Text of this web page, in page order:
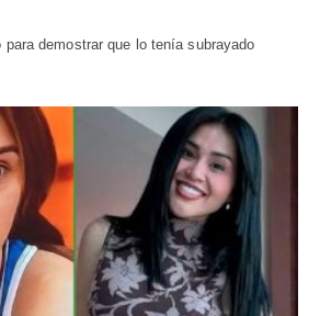
demostrar que lo tenía subrayado